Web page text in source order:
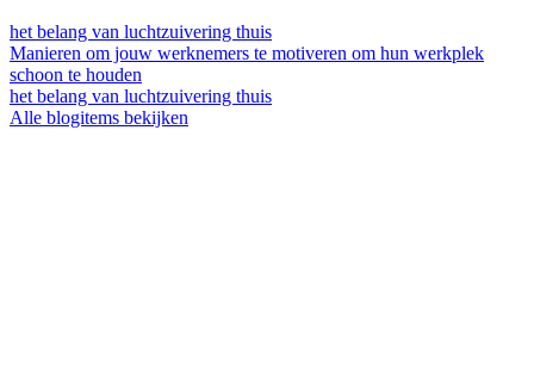
het belang van luchtzuivering thuis
Manieren om jouw werknemers te motiveren om hun werkplek
schoon te houden
het belang van luchtzuivering thuis
Alle blogitems bekijken